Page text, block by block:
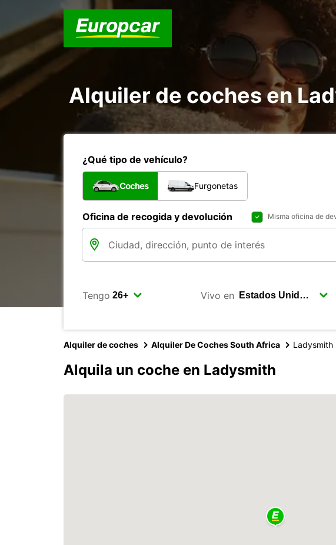
Alquiler de coches en
¿Qué tipo de vehículo?
Coches Furgonetas
Oficina de recogida y devolución Misma oficina de
Tengo Vivo en
Alquiler de coches Alquiler De Coches South Africa Ladysmith
Alquila un coche en Ladysmith